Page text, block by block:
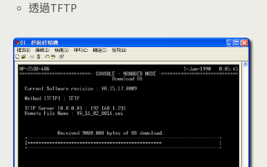
透過TFTP